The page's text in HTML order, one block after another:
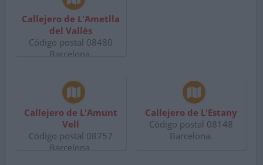
Callejero de L'Ametlla
del Vallès
Código postal 08480
Barcelona.
Callejero de L'Amunt
Vell
Código postal 08757
Barcelona.
Callejero de L'Estany
Código postal 08148
Barcelona.